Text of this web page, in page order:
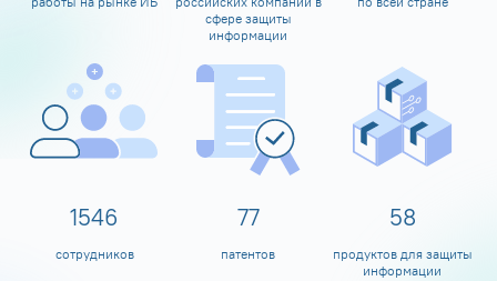
сфере защиты
информации
1600
сотрудников
80
патентов
60
продуктов для защиты
информации